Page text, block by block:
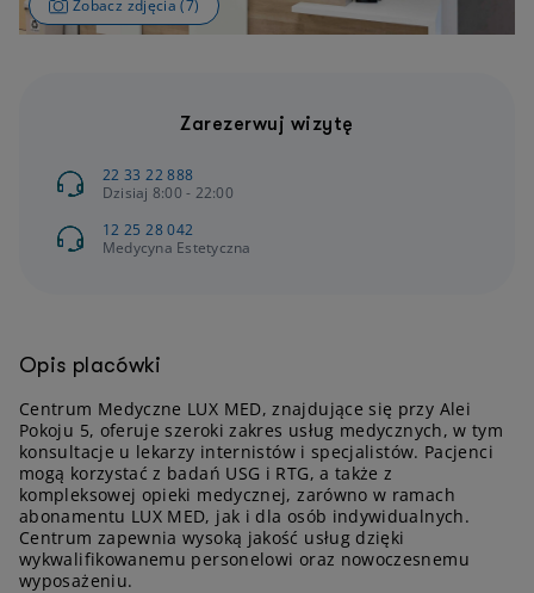
Zobacz zdjęcia (7)
Zarezerwuj wizytę
22 33 22 888
Dzisiaj 8:00 - 22:00
12 25 28 042
Medycyna Estetyczna
Opis placówki
Centrum Medyczne LUX MED, znajdujące się przy Alei
Pokoju 5, oferuje szeroki zakres usług medycznych, w tym
konsultacje u lekarzy internistów i specjalistów. Pacjenci
mogą korzystać z badań USG i RTG, a także z
kompleksowej opieki medycznej, zarówno w ramach
abonamentu LUX MED, jak i dla osób indywidualnych.
Centrum zapewnia wysoką jakość usług dzięki
wykwalifikowanemu personelowi oraz nowoczesnemu
wyposażeniu.